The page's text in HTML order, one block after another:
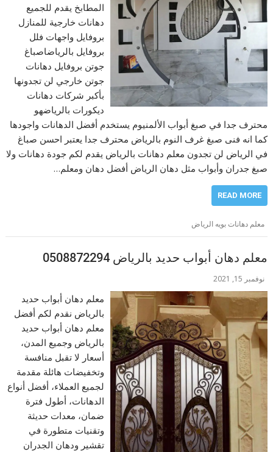
المطابخ يقدم للجميع
دهانات خارجية للمنازل
بروفايل واجهات فلل
بروفايل بالرياضاصباغ
جوتن بروفايل دهانات
جوتن خارجي لن تجدونها
بأكبر شركات دهانات
ديكورات بالرياضهو
محترف جدا في صبغ أبواب الألمنيوم يستخدم أفضل الدهانات واجودها
كما انه فنى صبغ غرف النوم بالرياض محترف جدا يعتبر احسن صباغ
في الرياض لن تجدون معلم دهانات بالرياض يقدم لكم جودة دهانات ولا
صبغ جدران وأبواب مثل دهان الرياض أفضل دهان ومعلم…
READ MORE
معلم دهانات بويه الرياض
معلم دهان أبواب حديد بالرياض 0508872294
نوفمبر 15, 2021
معلم دهان أبواب حديد
بالرياض نقدم لكم أفضل
معلم دهان أبواب حديد
بالرياض وجميع المدن،
أسعار لا تقبل منافسة
وتخفيضات هائلة مقدمة
لجميع العملاء، أفضل أنواع
الدهانات، أطول فترة
ضمان، معدات حديثة
وتقنيات متطورة في
تقشير ودهان الجدران